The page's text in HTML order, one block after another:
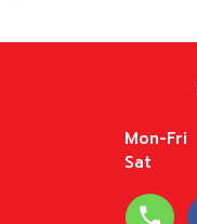
Mon-Fri
Sat